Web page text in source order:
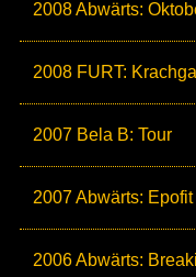
2008 Abwärts:
2008 FURT:
2007 Bela B: Tour
2007 Abwärts: Epofit
2006 Abwärts: